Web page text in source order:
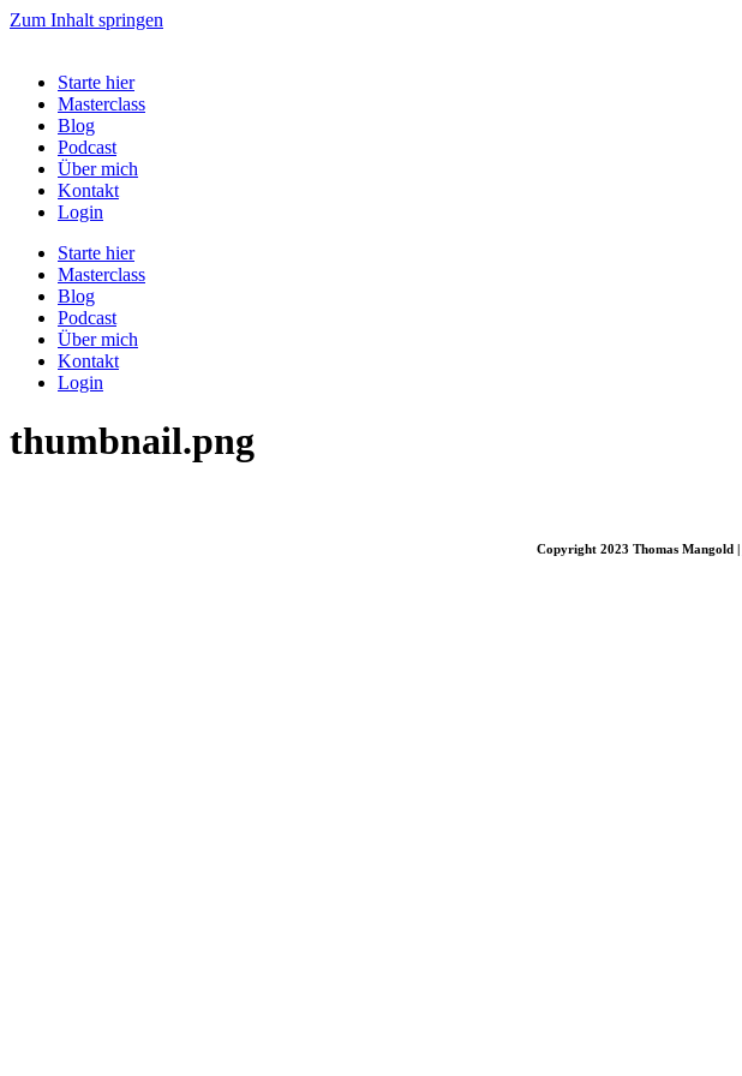
Zum Inhalt springen
Starte hier
Masterclass
Blog
Podcast
Über mich
Kontakt
Login
Starte hier
Masterclass
Blog
Podcast
Über mich
Kontakt
Login
thumbnail.png
Copyright 2023 Thomas Mangold |